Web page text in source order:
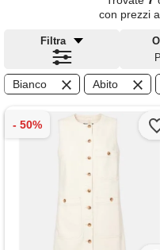
con prezzi
Filtra
Bianco Abito